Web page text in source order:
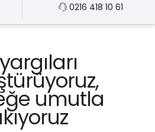
0216 418 10 61
umutla